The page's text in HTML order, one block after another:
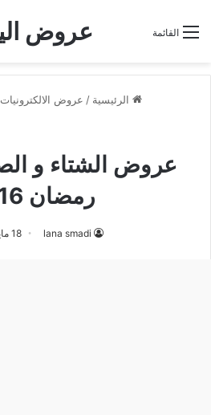
عروض القائمة
الرئيسية / عروض الالكترونيات
عروض الشتاء و
رمضان 2016
lana smadi 18 مايو,2016